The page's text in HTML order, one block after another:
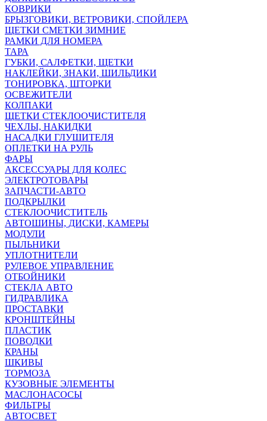
КОВРИКИ
БРЫЗГОВИКИ, ВЕТРОВИКИ, СПОЙЛЕРА
ЩЕТКИ СМЕТКИ ЗИМНИЕ
РАМКИ ДЛЯ НОМЕРА
ТАРА
ГУБКИ, САЛФЕТКИ, ЩЕТКИ
НАКЛЕЙКИ, ЗНАКИ, ШИЛЬДИКИ
ТОНИРОВКА, ШТОРКИ
ОСВЕЖИТЕЛИ
КОЛПАКИ
ЩЕТКИ СТЕКЛООЧИСТИТЕЛЯ
ЧЕХЛЫ, НАКИДКИ
НАСАДКИ ГЛУШИТЕЛЯ
ОПЛЕТКИ НА РУЛЬ
ФАРЫ
АКСЕССУАРЫ ДЛЯ КОЛЕС
ЭЛЕКТРОТОВАРЫ
ЗАПЧАСТИ-АВТО
ПОДКРЫЛКИ
СТЕКЛООЧИСТИТЕЛЬ
АВТОШИНЫ, ДИСКИ, КАМЕРЫ
МОДУЛИ
ПЫЛЬНИКИ
УПЛОТНИТЕЛИ
РУЛЕВОЕ УПРАВЛЕНИЕ
ОТБОЙНИКИ
СТЕКЛА АВТО
ГИДРАВЛИКА
ПРОСТАВКИ
КРОНШТЕЙНЫ
ПЛАСТИК
ПОВОДКИ
КРАНЫ
ШКИВЫ
ТОРМОЗА
КУЗОВНЫЕ ЭЛЕМЕНТЫ
МАСЛОНАСОСЫ
ФИЛЬТРЫ
АВТОСВЕТ